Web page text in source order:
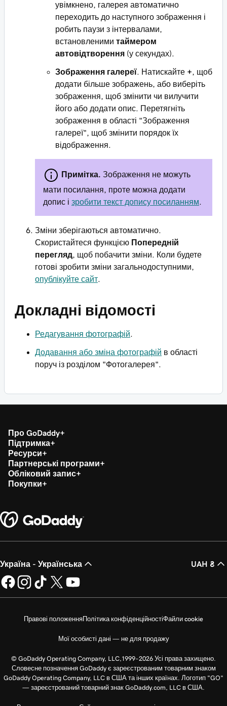
увімкнено, галерея автоматично
переходить до наступного зображення і
робить паузи з інтервалами,
встановленими таймером
автовідтворення (у секундах).
Зображення галереї. Натискайте +, щоб
додати більше зображень, або виберіть
зображення, щоб змінити чи вилучити
його або додати опис. Перетягніть
зображення в області "Зображення
галереї", щоб змінити порядок їх
відображення.
Примітка. Зображення не можуть
мати посилання, проте можна додати
допис і зробити текст допису посиланням.
Зміни зберігаються автоматично.
Скористайтеся функцією Попередній
перегляд, щоб побачити зміни. Коли будете
готові зробити зміни загальнодоступними,
опублікуйте сайт.
Докладні відомості
Редагування фотографій.
Додавання або зміна фотографій в області
поруч із розділом "Фотогалерея".
Про GoDaddy
Підтримка
Ресурси
Партнерські програми
Обліковий запис
Покупки
Україна - Українська UAH ₴
Правові положення Політика конфіденційностіФайли cookie
Мої особисті дані — не для продажу
© GoDaddy Operating Company, LLC,1999–2026 Усі права захищено.
Словесне позначення GoDaddy є зареєстрованим товарним знаком
GoDaddy Operating Company, LLC в США та інших країнах. Логотип "GO"
— зареєстрований товарний знак GoDaddy.com, LLC в США.